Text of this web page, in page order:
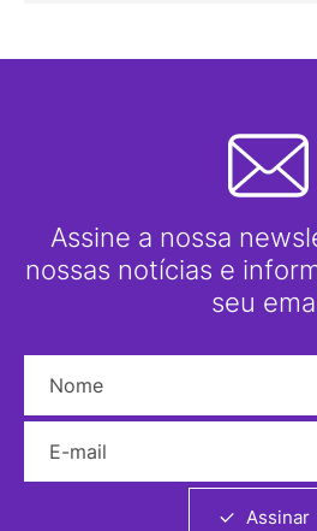
Assine a nossa
nossas notícias e
seu
Assinar